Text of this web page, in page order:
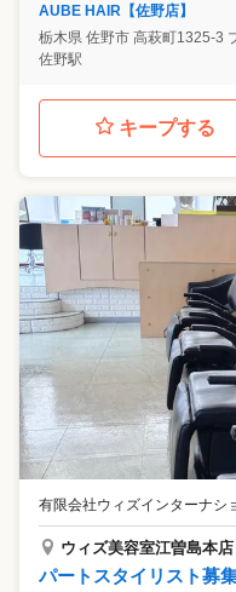
AUBE HAIR【佐野店】
栃木県 佐野市 高萩町1325-3
佐野駅
キープする
有限会社ウィズインターナシ
ウィズ美容室江曽島本店
パートスタイリスト募